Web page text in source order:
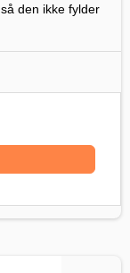
den ikke fylder